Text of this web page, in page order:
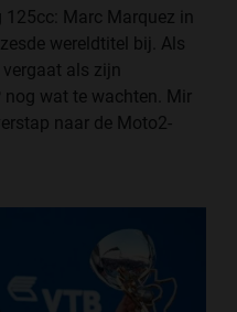
125cc: Marc Marquez in
wereldtitel bij. Als
als zijn
nog wat te wachten. Mir
naar de Moto2-